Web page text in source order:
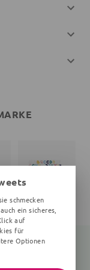
schmecken
ein sicheres,
auf
für
Optionen